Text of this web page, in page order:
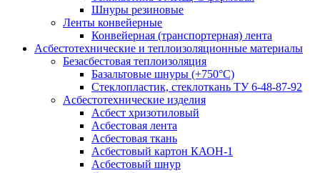
Шнуры резиновые
Ленты конвейерные
Конвейерная (транспортерная) лента
Асбестотехнические и теплоизоляционные материалы
Безасбестовая теплоизоляция
Базальтовые шнуры (+750°С)
Стеклопластик, стеклоткань ТУ 6-48-87-92
Асбестотехнические изделия
Асбест хризотиловый
Асбестовая лента
Асбестовая ткань
Асбестовый картон КАОН-1
Асбестовый шнур